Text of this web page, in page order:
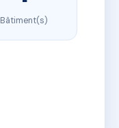
Bâtiment(s)